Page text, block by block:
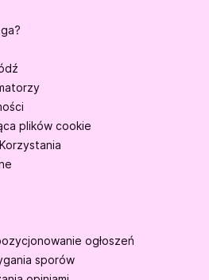
plików cookie
ogłoszeń
sporów